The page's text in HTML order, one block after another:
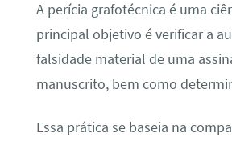
A perícia grafotécnica é uma
principal objetivo é verificar a
falsidade material de uma
manuscrito, bem como
Essa prática se baseia na